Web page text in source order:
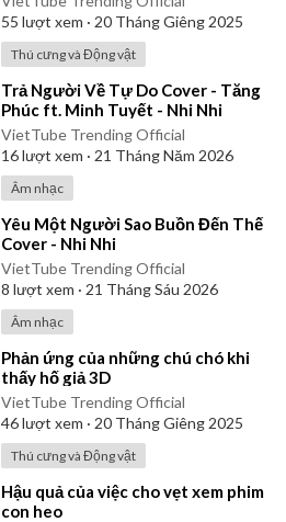
55 lượt xem · 20 Tháng Giêng 2025
Thú cưng và Động vật
⁣Trả Người Về Tự Do Cover - Tăng
Phúc ft. Minh Tuyết - Nhi Nhi
VietTube Trending Official
16lượt xem · 21 Tháng Năm 2026
Âm nhạc
⁣Yêu Một Người Sao Buồn Đến Thế
Cover - Nhi Nhi
VietTube Trending Official
8 lượt xem · 21 Tháng Sáu 2026
Âm nhạc
⁣Phản ứng của những chú chó khi
thấy hố giả 3D
VietTube Trending Official
46lượt xem · 20 Tháng Giêng 2025
Thú cưng và Động vật
⁣Hậu quả của việc cho vẹt xem phim
con heo